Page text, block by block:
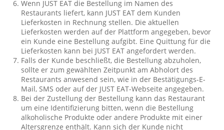
Wenn JUST EAT die Bestellung im Namen des
Restaurants liefert, kann JUST EAT dem Kunden
Lieferkosten in Rechnung stellen. Die aktuellen
Lieferkosten werden auf der Plattform angegeben, bevor
ein Kunde eine Bestellung aufgibt. Eine Quittung für die
Lieferkosten kann bei JUST EAT angefordert werden.
Falls der Kunde beschließt, die Bestellung abzuholen,
sollte er zum gewählten Zeitpunkt am Abholort des
Restaurants anwesend sein, wie in der Bestätigungs-E-
Mail, SMS oder auf der JUST EAT-Webseite angegeben.
Bei der Zustellung der Bestellung kann das Restaurant
um eine Identifizierung bitten, wenn die Bestellung
alkoholische Produkte oder andere Produkte mit einer
Altersgrenze enthält. Kann sich der Kunde nicht